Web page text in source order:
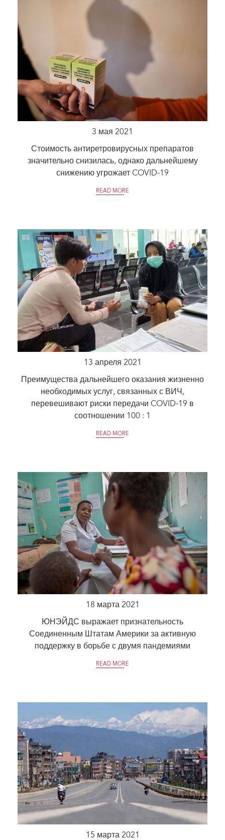
3 мая 2021
Стоимость антиретровирусных препаратов
значительно снизилась, однако дальнейшему
снижению угрожает COVID-19
READ MORE
13 апреля 2021
Преимущества дальнейшего оказания жизненно
необходимых услуг, связанных с ВИЧ,
перевешивают риски передачи COVID-19 в
соотношении 100 : 1
READ MORE
18 марта 2021
ЮНЭЙДС выражает признательность
Соединенным Штатам Америки за активную
поддержку в борьбе с двумя пандемиями
READ MORE
15 марта 2021